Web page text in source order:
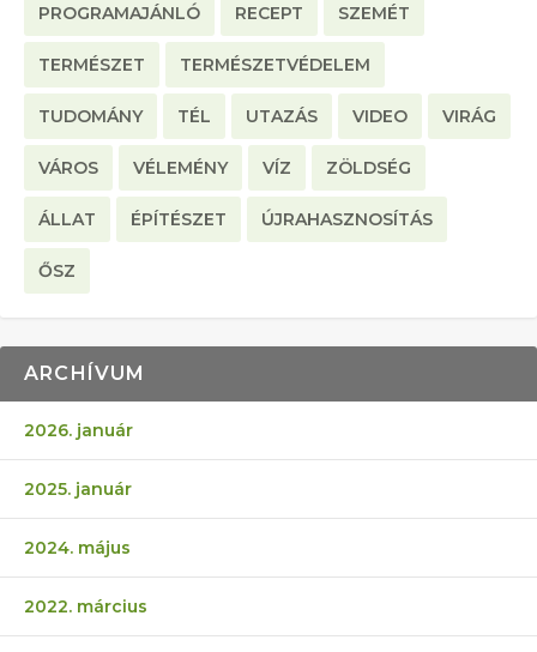
PROGRAMAJÁNLÓ RECEPT SZEMÉT
TERMÉSZET TERMÉSZETVÉDELEM
TUDOMÁNY TÉL UTAZÁS VIDEO VIRÁG
VÁROS VÉLEMÉNY VÍZ ZÖLDSÉG
ÁLLAT ÉPÍTÉSZET ÚJRAHASZNOSÍTÁS
ŐSZ
ARCHÍVUM
2026. január
2025. január
2024. május
2022. március